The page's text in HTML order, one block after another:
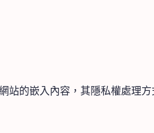
的嵌入內容，其隱私權處理